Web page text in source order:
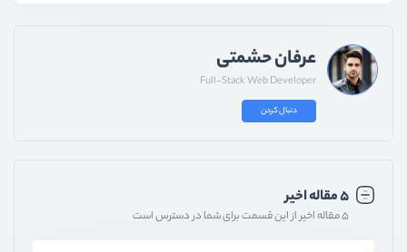
عرفان حشمتی
Full-Stack Web Developer
دنبال کردن
۵ مقاله اخیر
۵ مقاله اخیر از این قسمت برای شما در دسترس است